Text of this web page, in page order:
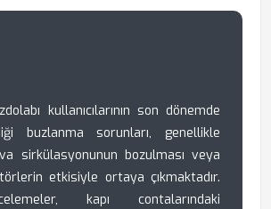
kullanıcılarının son dönemde
buzlanma sorunları, genellikle
sirkülasyonunun bozulması veya
etkisiyle ortaya çıkmaktadır.
kapı contalarındaki